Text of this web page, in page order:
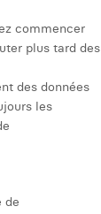
commencer
plus tard des
des données
les
de